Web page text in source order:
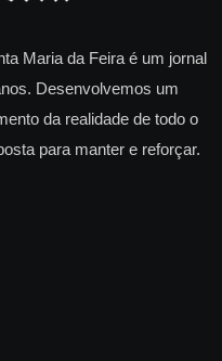
Maria da Feira é um jornal
Desenvolvemos um
da realidade de todo o
para manter e reforçar.